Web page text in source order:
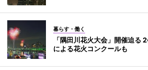
暮らす・働く
「隅田川花火大会」開催迫る
による花火コンクールも